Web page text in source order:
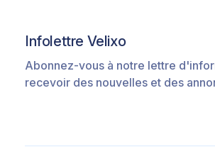
Infolettre Velixo
Abonnez-vous à notre lettre
recevoir des nouvelles et des